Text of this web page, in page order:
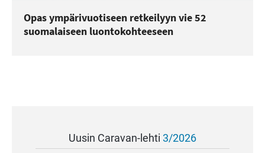
Opas ympärivuotiseen retkeilyyn vie 52
suomalaiseen luontokohteeseen
Uusin Caravan-lehti 3/2026